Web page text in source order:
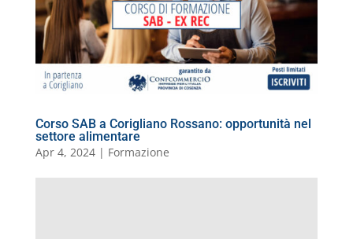
o
k
p er o
M
ai
l
di
Corso SAB a Corigliano Rossano: opportunità nel
settore alimentare
Apr 4, 2024| Formazione